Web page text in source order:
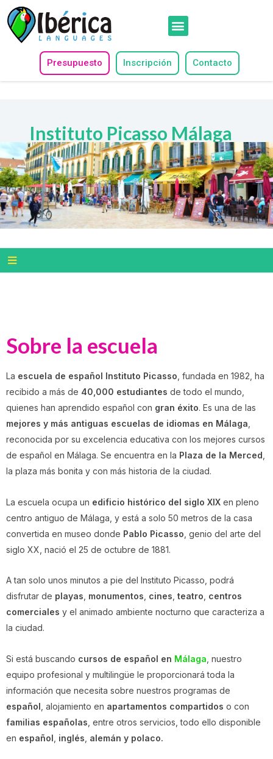
Presupuesto Inscripción Contacto
Instituto Picasso Málaga
Sobre la escuela
La escuela de español Instituto Picasso , fundada en 1982, ha
recibido a más de 40,000 estudiantes de todo el mundo,
quienes han aprendido español con gran éxito. Es una de las
mejores y más antiguas escuelas de idiomas en Málaga
reconocida por su excelencia educativa con los mejores cursos
de español en Málaga. Se encuentra en la Plaza de la Merced
la plaza más bonita y con más historia de la ciudad.
La escuela ocupa un edificio histórico del siglo XIX en pleno
centro antiguo de Málaga, y está a solo 50 metros de la casa
convertida en museo donde Pablo Picasso , genio del arte del
siglo XX, nació el 25 de octubre de 1881.
A tan solo unos minutos a pie del Instituto Picasso, podrá
disfrutar de playas monumentos cines teatro centros
comerciales y el animado ambiente nocturno que caracteriza a
la ciudad.
Si está buscando cursos de español en Málaga , nuestro
equipo profesional y multilingüe le proporcionará toda la
información que necesita sobre nuestros programas de
español , alojamiento en apartamentos compartidos o con
familias españolas , entre otros servicios, todo ello disponible
en español inglés alemán y polaco.